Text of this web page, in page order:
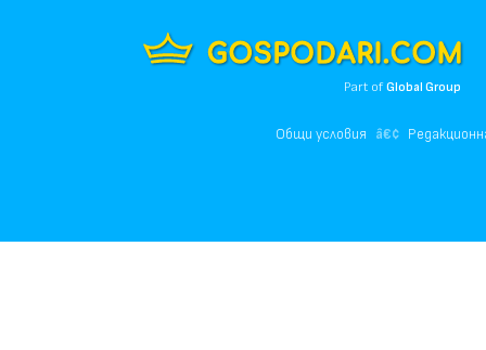
Part ofGlobal Group
Общи условия